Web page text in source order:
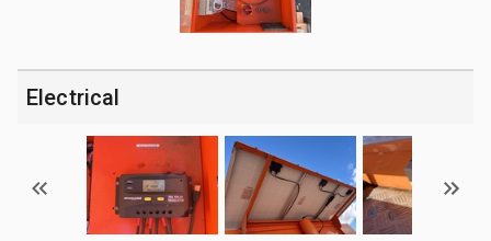
Electrical